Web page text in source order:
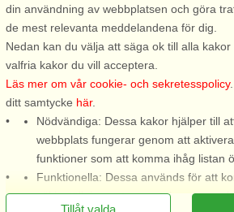
Årsunda Viking
Hälltjärn
Slars Ollas fäbod
Högbo Bruk
Parkbadet
M/S Emma
Strandbaden
Kanotpaddling Högbo
din användning av webbplatsen och göra
de mest relevanta meddelandena för dig.
Nedan kan du välja att säga ok till alla
valfria kakor du vill acceptera.
Läs mer om vår cookie- och sekretesspolicy
ditt samtycke här.
Nödvändiga: Dessa kakor hjälper till
webbplats fungerar genom att
funktioner som att komma ihåg listan
Funktionella: Dessa används för att
sökinställningar, t.ex. antal personer,
Tillåt valda